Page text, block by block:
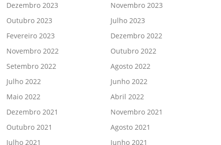
Dezembro 2023
Novembro 2023
Outubro 2023
Julho 2023
Fevereiro 2023
Dezembro 2022
Novembro 2022
Outubro 2022
Setembro 2022
Agosto 2022
Julho 2022
Junho 2022
Maio 2022
Abril 2022
Dezembro 2021
Novembro 2021
Outubro 2021
Agosto 2021
Julho 2021
Junho 2021